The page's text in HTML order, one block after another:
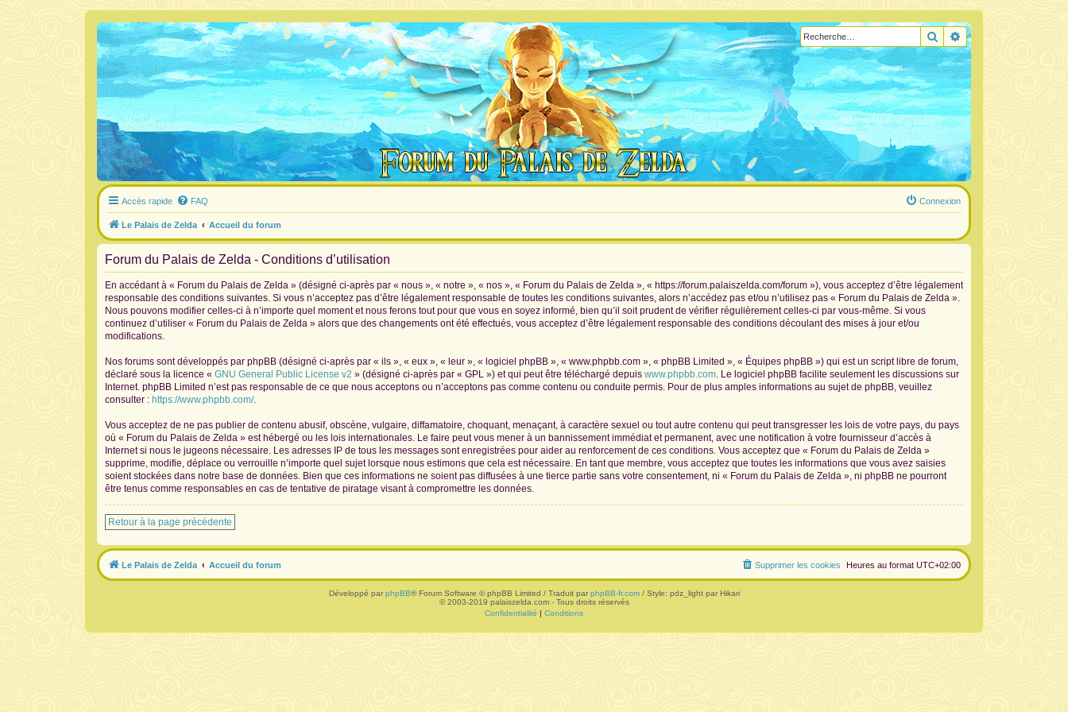
RechercherRecherche avancée
Accès rapide FAQ Connexion
Le Palais de Zelda Accueil du forum
Forum du Palais de Zelda - Conditions d’utilisation
En accédant à « Forum du Palais de Zelda » (désigné ci-après par « nous », « notre », « nos », « Forum du Palais de Zelda », « https://forum.palaiszelda.com/forum »), vous acceptez d’être légalement
responsable des conditions suivantes. Si vous n’acceptez pas d’être légalement responsable de toutes les conditions suivantes, alors n’accédez pas et/ou n’utilisez pas « Forum du Palais de Zelda ».
Nous pouvons modifier celles-ci à n’importe quel moment et nous ferons tout pour que vous en soyez informé, bien qu’il soit prudent de vérifier régulièrement celles-ci par vous-même. Si vous
continuez d’utiliser « Forum du Palais de Zelda » alors que des changements ont été effectués, vous acceptez d’être légalement responsable des conditions découlant des mises à jour et/ou
modifications.
Nos forums sont développés par phpBB (désigné ci-après par « ils », « eux », « leur », « logiciel phpBB », « www.phpbb.com », « phpBB Limited », « Équipes phpBB ») qui est un script libre de forum,
déclaré sous la licence « GNU General Public License v2 » (désigné ci-après par « GPL ») et qui peut être téléchargé depuis www.phpbb.com. Le logiciel phpBB facilite seulement les discussions sur
Internet. phpBB Limited n’est pas responsable de ce que nous acceptons ou n’acceptons pas comme contenu ou conduite permis. Pour de plus amples informations au sujet de phpBB, veuillez
consulter : https://www.phpbb.com/.
Vous acceptez de ne pas publier de contenu abusif, obscène, vulgaire, diffamatoire, choquant, menaçant, à caractère sexuel ou tout autre contenu qui peut transgresser les lois de votre pays, du pays
où « Forum du Palais de Zelda » est hébergé ou les lois internationales. Le faire peut vous mener à un bannissement immédiat et permanent, avec une notification à votre fournisseur d’accès à
Internet si nous le jugeons nécessaire. Les adresses IP de tous les messages sont enregistrées pour aider au renforcement de ces conditions. Vous acceptez que « Forum du Palais de Zelda »
supprime, modifie, déplace ou verrouille n’importe quel sujet lorsque nous estimons que cela est nécessaire. En tant que membre, vous acceptez que toutes les informations que vous avez saisies
soient stockées dans notre base de données. Bien que ces informations ne soient pas diffusées à une tierce partie sans votre consentement, ni « Forum du Palais de Zelda », ni phpBB ne pourront
être tenus comme responsables en cas de tentative de piratage visant à compromettre les données.
Retour à la page précédente
Le Palais de Zelda Accueil du forum Heures au format UTC+02:00
Supprimer les cookies
Développé par phpBB® Forum Software © phpBB Limited / Traduit par phpBB-fr.com/ Style: pdz_light par Hikari
© 2003-2019 palaiszelda.com - Tous droits réservés
Confidentialité | Conditions